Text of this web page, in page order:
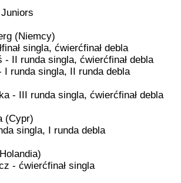
(Niemcy)
singla, ćwierćfinał debla
- II runda singla, ćwierćfinał debla
I runda singla, II runda debla
- III runda singla, ćwierćfinał debla
(Cypr)
singla, I runda debla
- ćwierćfinał singla